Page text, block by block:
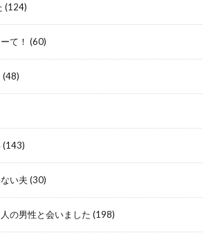
(124)
て！ (60)
(48)
(143)
い夫 (30)
の男性と会いました (198)